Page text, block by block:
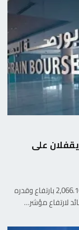
على
أقفل مؤشر البحرين العام اليوم عند مستوى 2,066.10 بارتفاع وقدره